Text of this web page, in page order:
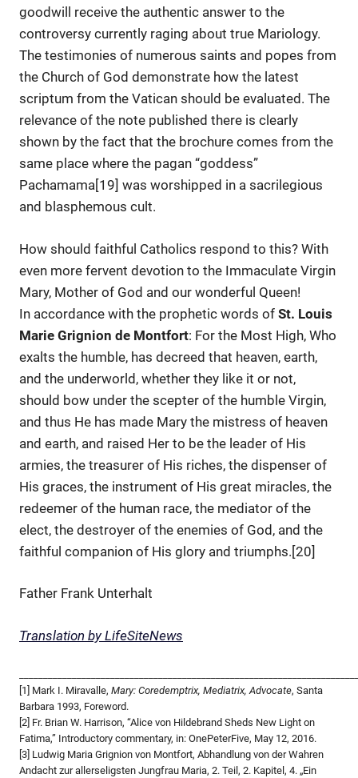
goodwill receive the authentic answer to the
controversy currently raging about true Mariology.
The testimonies of numerous saints and popes from
the Church of God demonstrate how the latest
scriptum from the Vatican should be evaluated. The
relevance of the note published there is clearly
shown by the fact that the brochure comes from the
same place where the pagan “goddess”
Pachamama[19] was worshipped in a sacrilegious
and blasphemous cult.
How should faithful Catholics respond to this? With
even more fervent devotion to the Immaculate Virgin
Mary, Mother of God and our wonderful Queen!
In accordance with the prophetic words of St. Louis
Marie Grignion de Montfort: For the Most High, Who
exalts the humble, has decreed that heaven, earth,
and the underworld, whether they like it or not,
should bow under the scepter of the humble Virgin,
and thus He has made Mary the mistress of heaven
and earth, and raised Her to be the leader of His
armies, the treasurer of His riches, the dispenser of
His graces, the instrument of His great miracles, the
redeemer of the human race, the mediator of the
elect, the destroyer of the enemies of God, and the
faithful companion of His glory and triumphs.[20]
Father Frank Unterhalt
Translation by LifeSiteNews
[1] Mark I. Miravalle, Mary: Coredemptrix, Mediatrix, Advocate, Santa
Barbara 1993, Foreword.
[2] Fr. Brian W. Harrison, “Alice von Hildebrand Sheds New Light on
Fatima,” Introductory commentary, in: OnePeterFive, May 12, 2016.
[3] Ludwig Maria Grignion von Montfort, Abhandlung von der Wahren
Andacht zur allerseligsten Jungfrau Maria, 2. Teil, 2. Kapitel, 4. „Ein